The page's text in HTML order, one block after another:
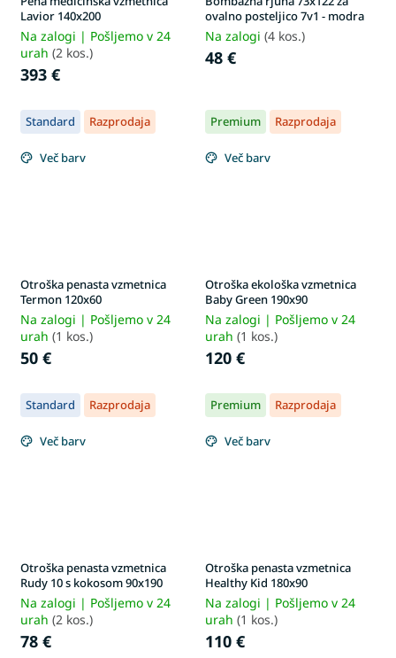
Lavior 140x200
Na zalogi | Pošljemo v 24
urah (2 kos.)
393 €
ovalno posteljico 7v1 - modra
Na zalogi (4 kos.)
48 €
Standard Razprodaja
Več barv
Otroška penasta vzmetnica
Termon 120x60
Na zalogi | Pošljemo v 24
urah (1 kos.)
50 €
Premium Razprodaja
Več barv
Otroška ekološka vzmetnica
Baby Green 190x90
Na zalogi | Pošljemo v 24
urah (1 kos.)
120 €
Standard Razprodaja
Več barv
Otroška penasta vzmetnica
Rudy 10 s kokosom 90x190
Na zalogi | Pošljemo v 24
urah (2 kos.)
78 €
Premium Razprodaja
Več barv
Otroška penasta vzmetnica
Healthy Kid 180x90
Na zalogi | Pošljemo v 24
urah (1 kos.)
110 €